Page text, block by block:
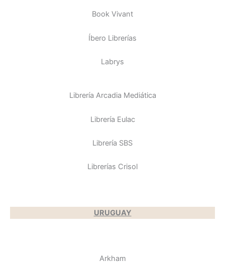
Book Vivant
Íbero Librerías
Labrys
Librería Arcadia Mediática
Librería Eulac
Librería SBS
Librerías Crisol
URUGUAY
Arkham